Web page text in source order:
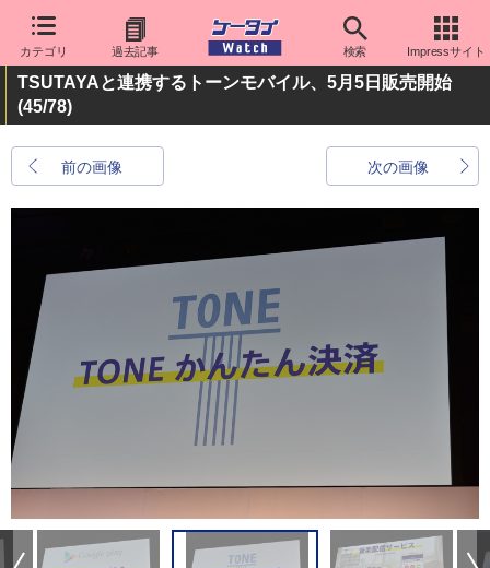
カテゴリ 過去記事 検索 Impressサイト
TSUTAYAと連携するトーンモバイル、5月5日販売開始
(45/78)
前の画像 次の画像